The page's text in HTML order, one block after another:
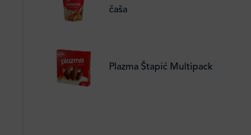
čaša
Plazma Štapić Multipack